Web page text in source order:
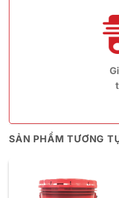
SẢN PHẨM TƯƠNG